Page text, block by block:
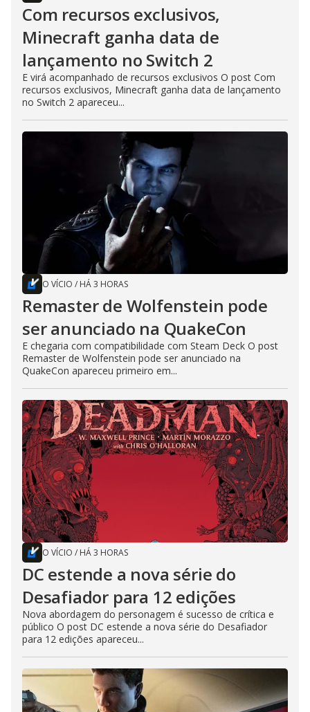
Com recursos exclusivos,
Minecraft ganha data de
lançamento no Switch 2
E virá acompanhado de recursos exclusivos O post Com
recursos exclusivos, Minecraft ganha data de lançamento
no Switch 2 apareceu...
O VÍCIO / HÁ 3 HORAS
Remaster de Wolfenstein pode
ser anunciado na QuakeCon
E chegaria com compatibilidade com Steam Deck O post
Remaster de Wolfenstein pode ser anunciado na
QuakeCon apareceu primeiro em...
O VÍCIO / HÁ 3 HORAS
DC estende a nova série do
Desafiador para 12 edições
Nova abordagem do personagem é sucesso de crítica e
público O post DC estende a nova série do Desafiador
para 12 edições apareceu...